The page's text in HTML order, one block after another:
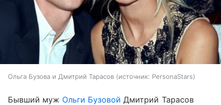
Ольга Бузова и Дмитрий Тарасов источник: PersonaStars
Бывший муж Ольги Бузовой Дмитрий Тарасов